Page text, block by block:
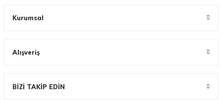
Kurumsal
Alışveriş
BİZİ TAKİP EDİN